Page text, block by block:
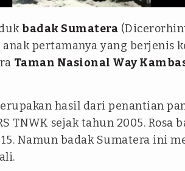
badak Sumatera
pertamanya yang berjenis
Taman Nasional Way
hasil dari penantian
TNWK sejak tahun 2005. Rosa
Namun badak Sumatera ini